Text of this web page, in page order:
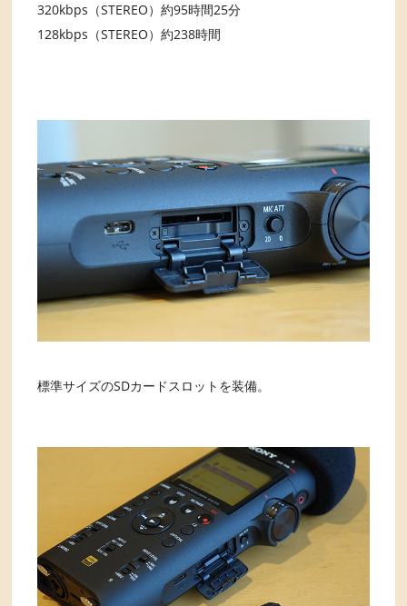
320kbps（STEREO）約95時間25分
128kbps（STEREO）約238時間
標準サイズのSDカードスロットを装備。